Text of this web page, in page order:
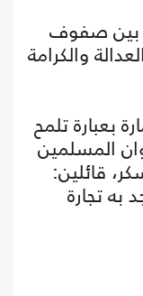
بين صفوف
والكرامة
بعبارة تلمح
المسلمين
قائلين:
تجارة